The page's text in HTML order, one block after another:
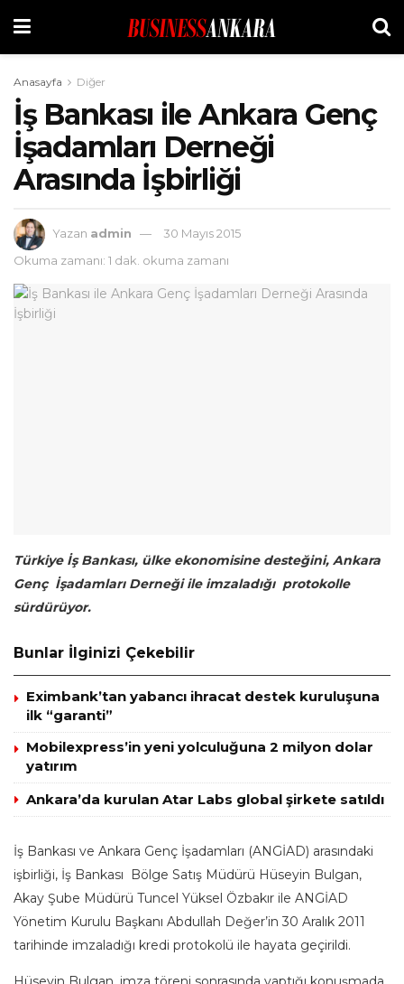
Anasayfa Diğer
İş Bankası ile Ankara Genç
İşadamları Derneği
Arasında İşbirliği
Yazan admin
30 Mayıs 2015
Okuma zamanı: 1 dak. okuma zamanı
Türkiye İş Bankası, ülke ekonomisine desteğini, Ankara
Genç İşadamları Derneği ile imzaladığı protokolle
sürdürüyor.
Bunlar İlginizi Çekebilir
Eximbank’tan yabancı ihracat destek kuruluşuna
ilk “garanti”
Mobilexpress’in yeni yolculuğuna 2 milyon dolar
yatırım
Ankara’da kurulan Atar Labs global şirkete satıldı
İş Bankası ve Ankara Genç İşadamları (ANGİAD) arasındaki
işbirliği, İş Bankası Bölge Satış Müdürü Hüseyin Bulgan,
Akay Şube Müdürü Tuncel Yüksel Özbakır ile ANGİAD
Yönetim Kurulu Başkanı Abdullah Değer’in 30 Aralık 2011
tarihinde imzaladığı kredi protokolü ile hayata geçirildi.